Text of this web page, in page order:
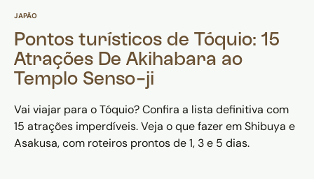
JAPÃO
Pontos turísticos de Tóquio: 15
Atrações De Akihabara ao
Templo Senso-ji
Vai viajar para o Tóquio? Confira a lista definitiva com
15 atrações imperdíveis. Veja o que fazer em Shibuya e
Asakusa, com roteiros prontos de 1, 3 e 5 dias.